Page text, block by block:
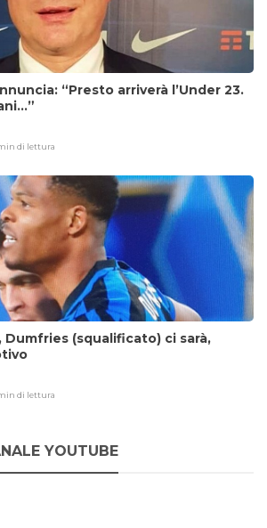
“Presto arriverà l’Under 23.
di lettura
Dumfries (squalificato) ci sarà,
di lettura
YOUTUBE